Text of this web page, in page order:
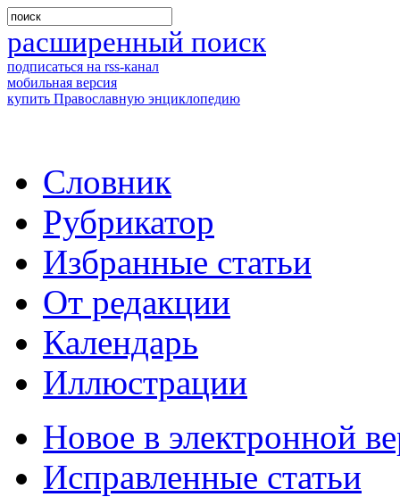
расширенный поиск
подписаться на rss-канал
мобильная версия
купить Православную энциклопедию
Словник
Рубрикатор
Избранные статьи
От редакции
Календарь
Иллюстрации
Новое в электронной
Исправленные статьи